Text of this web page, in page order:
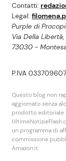
Contatti:
Legal:
Purple di
Via Della Libertà,
73030 -
P.IVA
Questo blog non
aggiornato senza
prodotto editoriale
un programma di
commissione
Amazon.it.